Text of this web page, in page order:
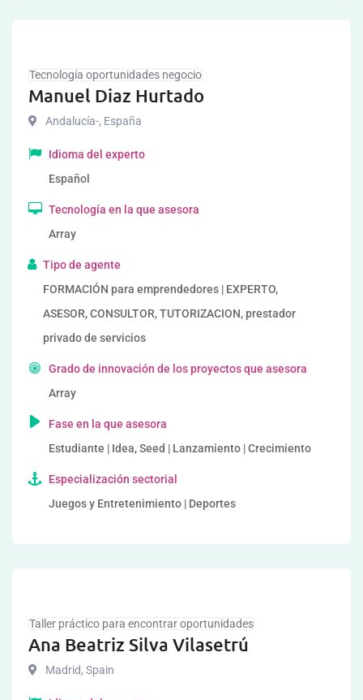
Tecnología oportunidades negocio
Manuel Diaz Hurtado
Andalucía-, España
Idioma del experto
Español
Tecnología en la que asesora
Array
Tipo de agente
FORMACIÓN para emprendedores | EXPERTO,
ASESOR, CONSULTOR, TUTORIZACION, prestador
privado de servicios
Grado de innovación de los proyectos que asesora
Array
Fase en la que asesora
Estudiante | Idea, Seed | Lanzamiento | Crecimiento
Especialización sectorial
Juegos y Entretenimiento | Deportes
Taller práctico para encontrar oportunidades
Ana Beatriz Silva Vilasetrú
Madrid, Spain